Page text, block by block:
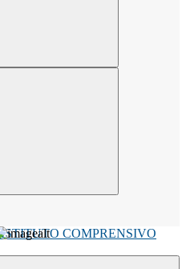
ISTITUTO COMPRENSIVO